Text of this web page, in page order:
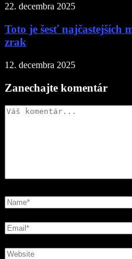
22. decembra 2025
Toto je šesť najčastejších
zrak
12. decembra 2025
Zanechajte komentár